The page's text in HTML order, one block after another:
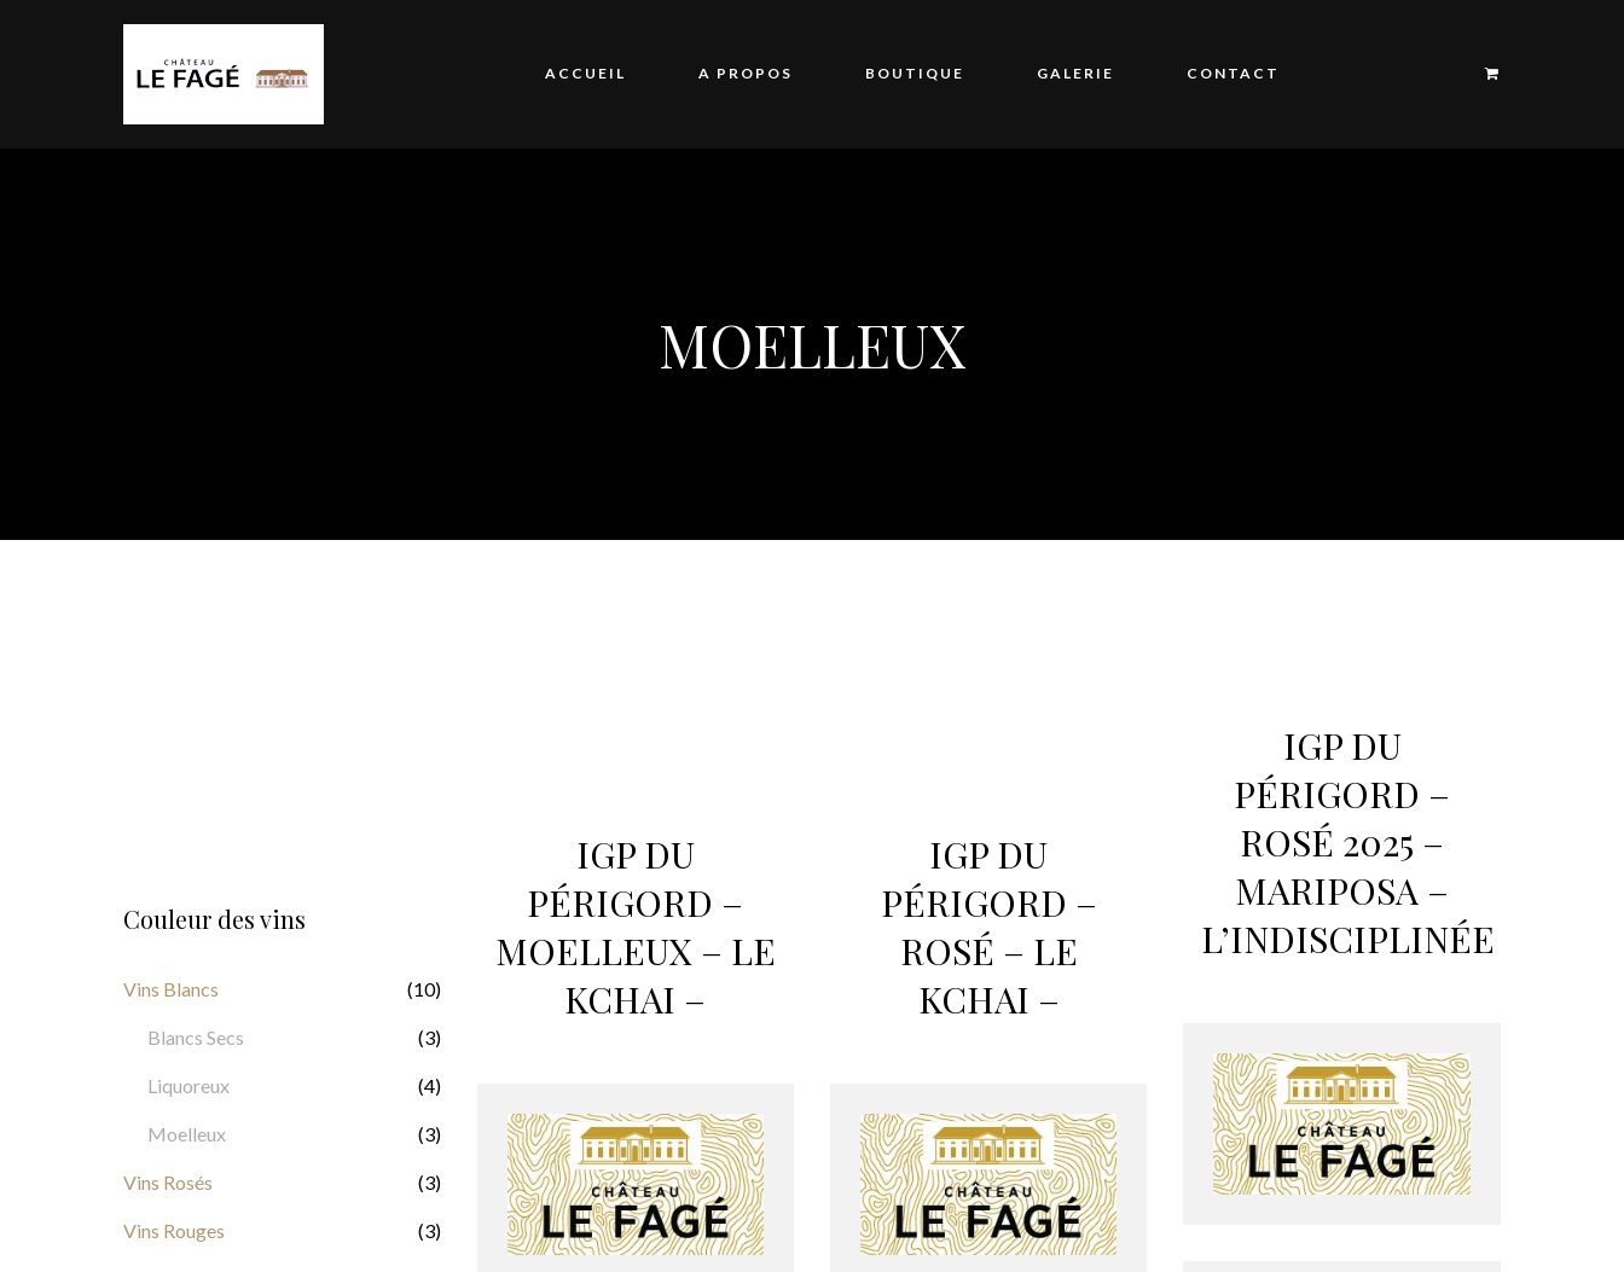
ACCUEIL A PROPOS BOUTIQUE GALERIE CONTACT
MOELLEUX
IGP DU
PÉRIGORD –
MOELLEUX – LE
KCHAI –
IGP DU
PÉRIGORD –
ROSÉ – LE
KCHAI –
IGP DU
PÉRIGORD –
ROSÉ 2025 –
MARIPOSA –
L’INDISCIPLINÉE
Couleur des vins
Vins Blancs (10)
Blancs Secs (3)
Liquoreux (4)
Moelleux (3)
Vins Rosés (3)
Vins Rouges (3)